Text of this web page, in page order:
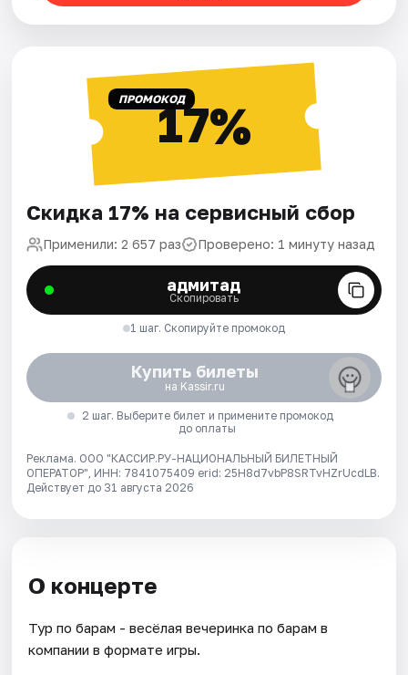
ПРОМОКОД17%
Скидка 17% на сервисный сбор
Применили: 2 657 раз Проверено: 1 минуту назад
адмитад
Скопировать
1 шаг. Скопируйте промокод
Купить билеты
на Kassir.ru
2 шаг. Выберите билет и примените промокод
до оплаты
Реклама. ООО "КАССИР.РУ-НАЦИОНАЛЬНЫЙ БИЛЕТНЫЙ
ОПЕРАТОР", ИНН: 7841075409 erid: 25H8d7vbP8SRTvHZrUcdLB.
Действует до 31 августа 2026
О концерте
Тур по барам - весёлая вечеринка по барам в
компании в формате игры.